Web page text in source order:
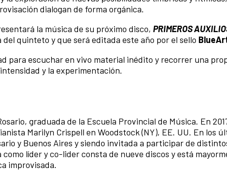
dialogan de forma orgánica.
la música de su próximo disco, PRIMEROS
quinteto y que será editada este año por el sello
para escuchar en vivo material inédito y recorrer una
y la experimentación.
graduada de la Escuela Provincial de Música. En
Marilyn Crispell en Woodstock (NY), EE. UU. En los
y Buenos Aires y siendo invitada a participar de
líder y co-lider consta de nueve discos y está
improvisada.